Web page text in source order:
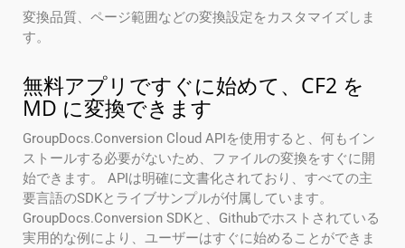
変換品質、ページ範囲などの変換設定をカスタマイズしま
す。
無料アプリですぐに始めて、CF2 を
MD に変換できます
GroupDocs.Conversion Cloud APIを使用すると、何もイン
ストールする必要がないため、ファイルの変換をすぐに開
始できます。 APIは明確に文書化されており、すべての主
要言語のSDKとライブサンプルが付属しています。
GroupDocs.Conversion SDKと、Githubでホストされている
実用的な例により、ユーザーはすぐに始めることができま